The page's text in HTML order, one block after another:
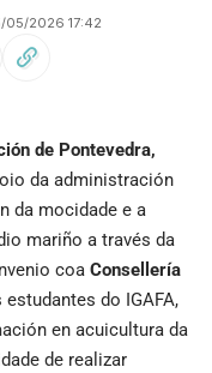
05/2026 17:42
de Pontevedra,
da administración
da mocidade e a
mariño a través da
coa Consellería
do IGAFA,
en acuicultura da
de realizar